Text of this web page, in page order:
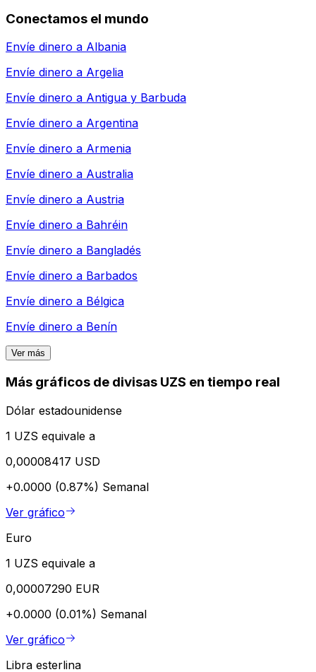
Conectamos el mundo
Envíe dinero a Albania
Envíe dinero a Argelia
Envíe dinero a Antigua y Barbuda
Envíe dinero a Argentina
Envíe dinero a Armenia
Envíe dinero a Australia
Envíe dinero a Austria
Envíe dinero a Bahréin
Envíe dinero a Bangladés
Envíe dinero a Barbados
Envíe dinero a Bélgica
Envíe dinero a Benín
Ver más
Más gráficos de divisas UZS en tiempo real
Dólar estadounidense
1 UZS equivale a
0,00008417 USD
+0.0000 (0.87%) Semanal
Ver gráfico
Euro
1 UZS equivale a
0,00007290 EUR
+0.0000 (0.01%) Semanal
Ver gráfico
Libra esterlina